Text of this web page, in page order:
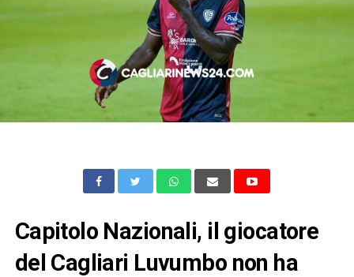
Capitolo Nazionali, il giocatore
del Cagliari Luvumbo non ha